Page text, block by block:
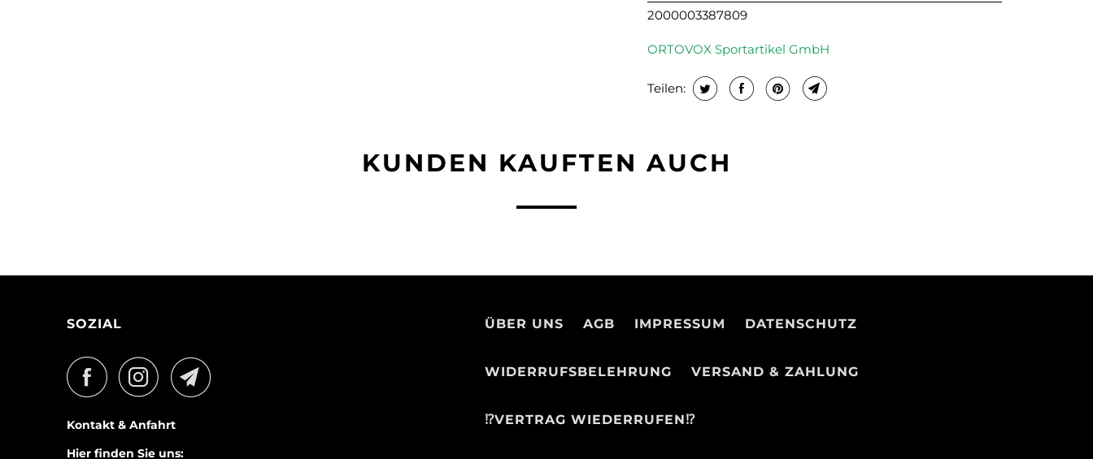
2000003387809
ORTOVOX Sportartikel GmbH
Teilen:
KUNDEN KAUFTEN AUCH
SOZIAL
Kontakt & Anfahrt
Hier finden Sie uns:
ÜBER UNS AGB IMPRESSUM DATENSCHUTZ
WIDERRUFSBELEHRUNG VERSAND & ZAHLUNG
⁉️VERTRAG WIEDERRUFEN⁉️